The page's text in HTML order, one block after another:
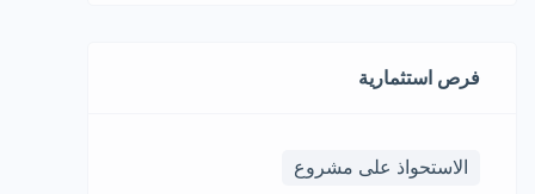
فرص استثمارية
الاستحواذ على مشروع